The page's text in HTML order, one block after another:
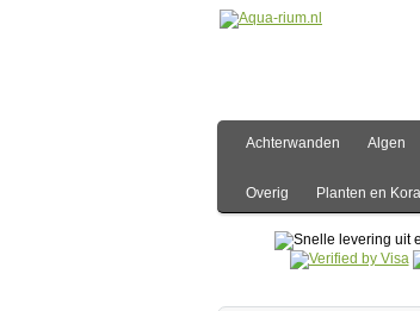
Achterwanden Algen
Overig Planten en